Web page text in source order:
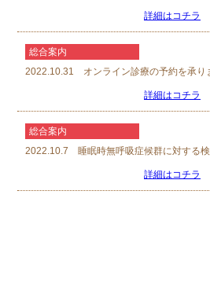
詳細はコチラ
総合案内
2022.10.31 オンライン診療の予約を承り
詳細はコチラ
総合案内
2022.10.7 睡眠時無呼吸症候群に対する
詳細はコチラ